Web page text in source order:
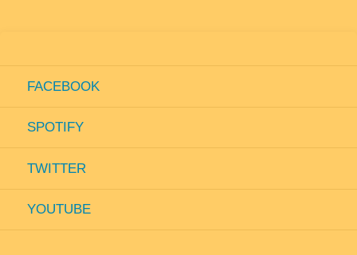
FACEBOOK
SPOTIFY
TWITTER
YOUTUBE